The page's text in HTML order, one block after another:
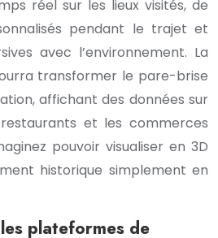
réel sur les lieux visités, de
pendant le trajet et
avec l’environnement. La
transformer le pare-brise
affichant des données sur
et les commerces
pouvoir visualiser en 3D
historique simplement en
plateformes de